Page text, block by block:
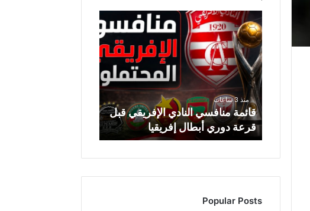
قائمة
منافسي
النادي
الإفريقي
قبل
قرعة
دوري
أبطال
إفريقيا
منذ 3 ساعات
قائمة منافسي النادي الإفريقي قبل
قرعة دوري أبطال إفريقيا
Popular Posts